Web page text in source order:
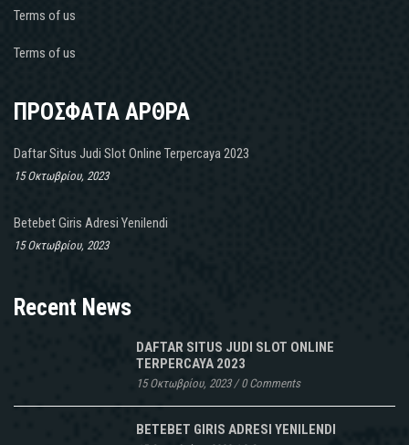
Terms of us
Terms of us
ΠΡΟΣΦΑΤΑ ΑΡΘΡΑ
Daftar Situs Judi Slot Online Terpercaya 2023
15 Οκτωβρίου, 2023
Betebet Giris Adresi Yenilendi
15 Οκτωβρίου, 2023
Recent News
DAFTAR SITUS JUDI SLOT ONLINE
TERPERCAYA 2023
15 Οκτωβρίου, 2023/0 Comments
BETEBET GIRIS ADRESI YENILENDI